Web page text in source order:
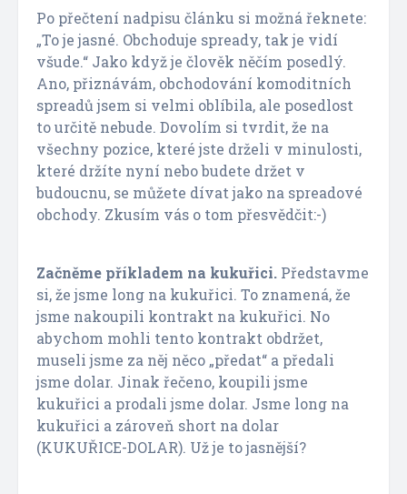
Po přečtení nadpisu článku si možná řeknete:
„To je jasné. Obchoduje spready, tak je vidí
všude.“ Jako když je člověk něčím posedlý.
Ano, přiznávám, obchodování komoditních
spreadů jsem si velmi oblíbila, ale posedlost
to určitě nebude. Dovolím si tvrdit, že na
všechny pozice, které jste drželi v minulosti,
které držíte nyní nebo budete držet v
budoucnu, se můžete dívat jako na spreadové
obchody. Zkusím vás o tom přesvědčit:-)
Začněme příkladem na kukuřici. Představme
si, že jsme long na kukuřici. To znamená, že
jsme nakoupili kontrakt na kukuřici. No
abychom mohli tento kontrakt obdržet,
museli jsme za něj něco „předat“ a předali
jsme dolar. Jinak řečeno, koupili jsme
kukuřici a prodali jsme dolar. Jsme long na
kukuřici a zároveň short na dolar
(KUKUŘICE-DOLAR). Už je to jasnější?